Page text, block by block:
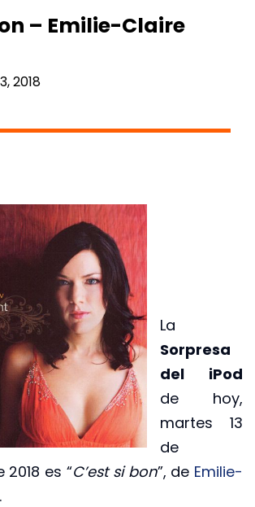
– Emilie-Claire
2018
La
Sorpresa
del iPod
de hoy,
martes 13
de
es “C’est si bon”, de Emilie-
.